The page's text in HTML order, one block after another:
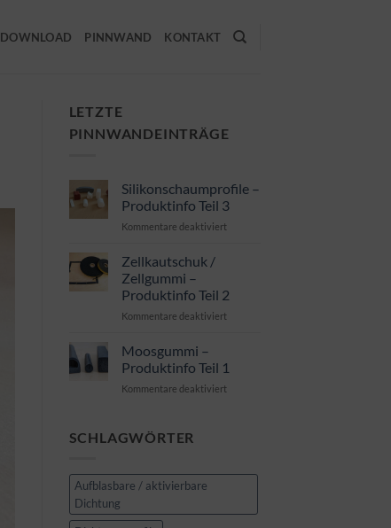
DOWNLOAD PINNWAND KONTAKT
LETZTE
PINNWANDEINTRÄGE
Silikonschaumprofile –
Produktinfo Teil 3
Kommentare deaktiviertfür
3
Zellkautschuk /
Zellgummi –
Produktinfo Teil 2
Kommentare deaktiviertfür
–
Produktinfo
Moosgummi –
Produktinfo Teil 1
Kommentare deaktiviertfür
SCHLAGWÖRTER
Aufblasbare / aktivierbare
Dichtung